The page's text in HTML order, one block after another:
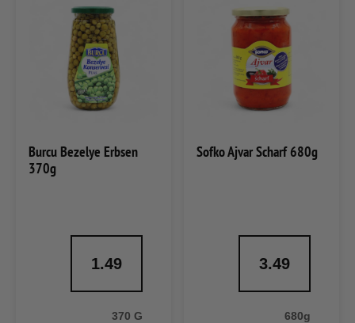
Burcu Bezelye Erbsen
370g
1.49
370 G
Sofko Ajvar Scharf 680g
3.49
680g